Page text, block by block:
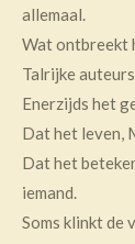
allemaal.
Wat ontbreekt
Talrijke
Enerzijds het
Dat het leven,
Dat het
iemand.
Soms klinkt de